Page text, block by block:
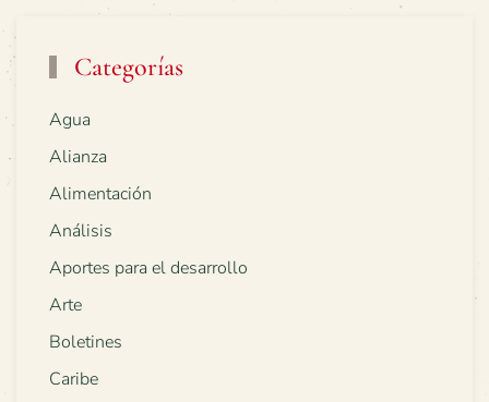
Categorías
Agua
Alianza
Alimentación
Análisis
Aportes para el desarrollo
Arte
Boletines
Caribe